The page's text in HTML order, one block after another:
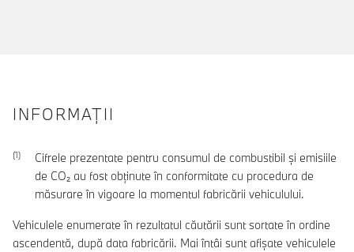
INFORMAŢII
Cifrele prezentate pentru consumul de combustibil şi emisiile
de CO₂ au fost obţinute în conformitate cu procedura de
măsurare în vigoare la momentul fabricării vehiculului.
Vehiculele enumerate în rezultatul căutării sunt sortate în ordine
ascendentă, după data fabricării. Mai întâi sunt afișate vehiculele